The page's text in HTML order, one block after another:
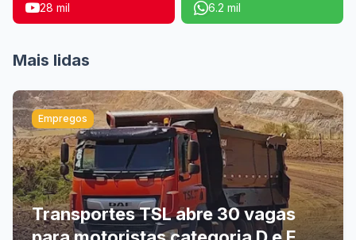
28 mil 6.2 mil
Mais lidas
Empregos
Transportes TSL abre 30 vagas